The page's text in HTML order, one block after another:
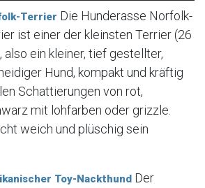
Terrier Die Hunderasse Norfolk-
ist einer der kleinsten Terrier (26
also ein kleiner, tief gestellter,
Hund, kompakt und kräftig
Schattierungen von rot,
mit lohfarben oder grizzle.
weich und plüschig sein
Toy-Nackthund Der